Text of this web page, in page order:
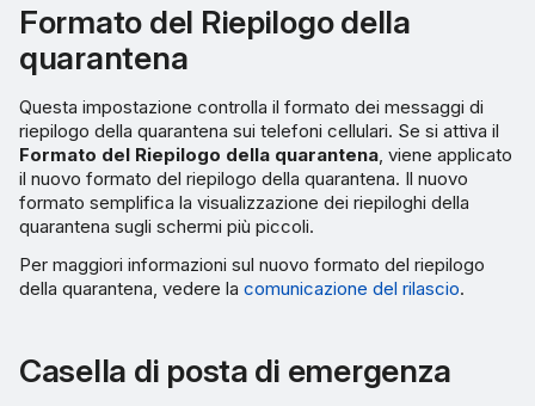
di un indirizzo autorizzato
Controllo SPF per un
indirizzo non allineato
Controllo SPF per un
dominio della busta
Copia dei messaggi segnalati
Formato del Riepilogo della
quarantena
Questa impostazione controlla il formato dei messaggi di
riepilogo della quarantena sui telefoni cellulari. Se si attiva il
Formato del Riepilogo della quarantena, viene applicato
il nuovo formato del riepilogo della quarantena. Il nuovo
formato semplifica la visualizzazione dei riepiloghi della
quarantena sugli schermi più piccoli.
Per maggiori informazioni sul nuovo formato del riepilogo
della quarantena, vedere la comunicazione del rilascio.
Casella di posta di emergenza